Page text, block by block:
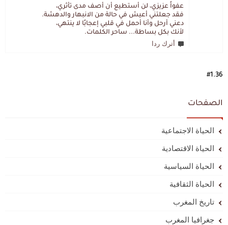
عفواً عزيزي، لن أستطيع أن أصف مدى تأثري،
فقد جعلتني أعيش في حالة من الانبهار والدهشة.
دعني أرحل وأنا أحمل في قلبي إعجابًا لا ينتهي،
لأنك بكل بساطة... ساحر الكلمات.
أترك ردا
#1.36
الصفحات
الحياة الاجتماعية
الحياة الاقتصادية
الحياة السياسية
الحياة الثقافية
تاريخ المغرب
جغرافيا المغرب